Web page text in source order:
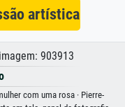
artística
903913
com uma rosa · Pierre-